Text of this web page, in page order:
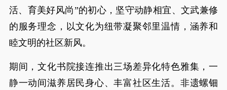
活、育美好风尚”的初心，坚守动静相宜、文武兼修
的服务理念，以文化为纽带凝聚邻里温情，涵养和
睦文明的社区新风。
期间，文化书院接连推出三场差异化特色雅集，一
静一动间滋养居民身心、丰富社区生活。非遗螺钿